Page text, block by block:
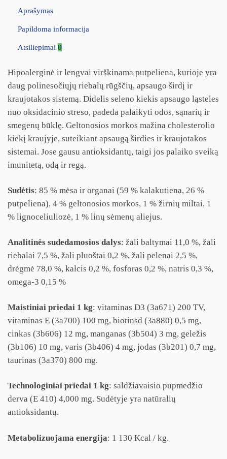
Aprašymas
Papildoma informacija
Atsiliepimai 0
Hipoalerginė ir lengvai virškinama putpeliena, kurioje yra
daug polinesočiųjų riebalų rūgščių, apsaugo širdį ir
kraujotakos sistemą. Didelis seleno kiekis apsaugo ląsteles
nuo oksidacinio streso, padeda palaikyti odos, sąnarių ir
smegenų būklę. Geltonosios morkos mažina cholesterolio
kiekį kraujyje, suteikiant apsaugą širdies ir kraujotakos
sistemai. Jose gausu antioksidantų, taigi jos palaiko sveiką
imunitetą, odą ir regą.
Sudėtis: 85 % mėsa ir organai (59 % kalakutiena, 26 %
putpeliena), 4 % geltonosios morkos, 1 % žirnių miltai, 1
% lignoceliuliozė, 1 % linų sėmenų aliejus.
Analitinės sudedamosios dalys: žali baltymai 11,0 %, žali
riebalai 7,5 %, žali pluoštai 0,2 %, žali pelenai 2,5 %,
drėgmė 78,0 %, kalcis 0,2 %, fosforas 0,2 %, natris 0,3 %,
omega-3 0,15 %
Maistiniai priedai 1 kg: vitaminas D3 (3a671) 200 TV,
vitaminas E (3a700) 100 mg, biotinsd (3a880) 0,5 mg,
cinkas (3b606) 12 mg, manganas (3b504) 3 mg, geležis
(3b106) 10 mg, varis (3b406) 4 mg, jodas (3b201) 0,7 mg,
taurinas (3a370) 800 mg.
Technologiniai priedai 1 kg: saldžiavaisio pupmedžio
derva (E 410) 4,000 mg. Sudėtyje yra natūralių
antioksidantų.
Metabolizuojama energija: 1 130 Kcal / kg.